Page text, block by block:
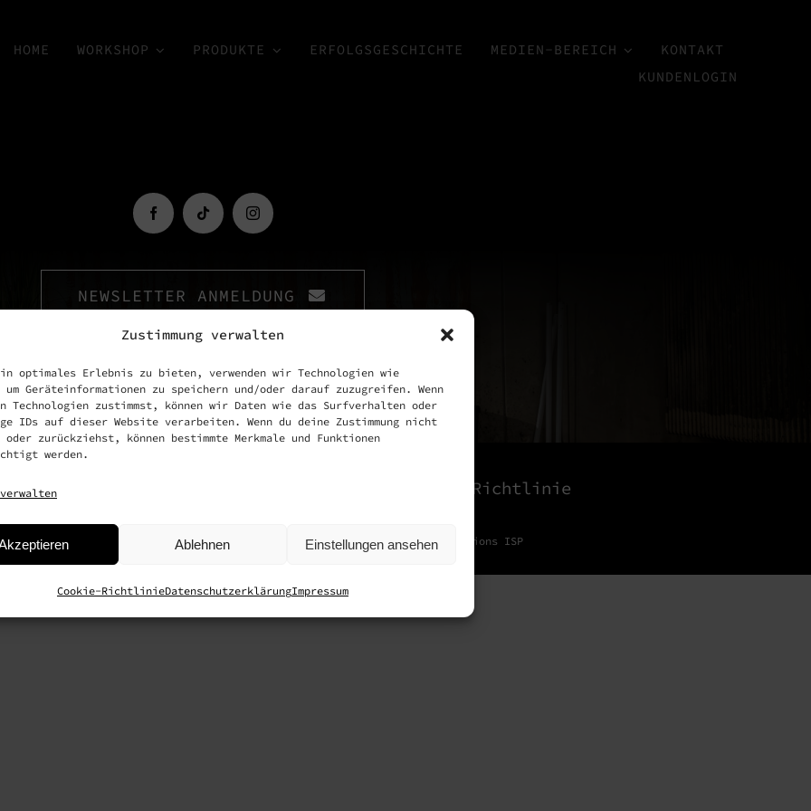
Zustimmung verwalten
optimales Erlebnis zu bieten, verwenden wir Technologien wie
um Geräteinformationen zu speichern und/oder darauf zuzugreifen. Wenn
Technologien zustimmst, können wir Daten wie das Surfverhalten oder
IDs auf dieser Website verarbeiten. Wenn du deine Zustimmung nicht
zurückziehst, können bestimmte Merkmale und Funktionen
werden.
Ablehnen Einstellungen ansehen
Cookie-RichtlinieDatenschutzerklärungImpressum
HOME WORKSHOP PRODUKTE ERFOLGSGESCHICHTE MEDIEN-BEREICH
KONTAKT
KUNDENLOGIN
NEWSLETTER ANMELDUNG
Cookie Richtlinie
Lamurista GmbH | All Rights Reserved | Technische Umsetzung by8Solutions ISP